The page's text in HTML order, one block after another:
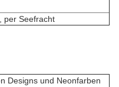
per Seefracht
Designs und Neonfarben